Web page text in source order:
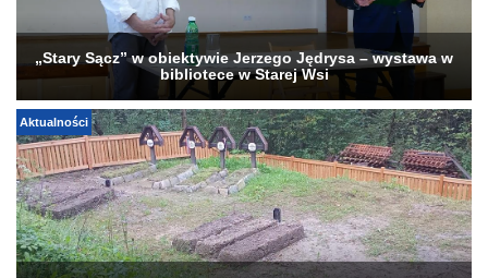
„Stary Sącz” w obiektywie Jerzego Jędrysa – wystawa w
bibliotece w Starej Wsi
Aktualności